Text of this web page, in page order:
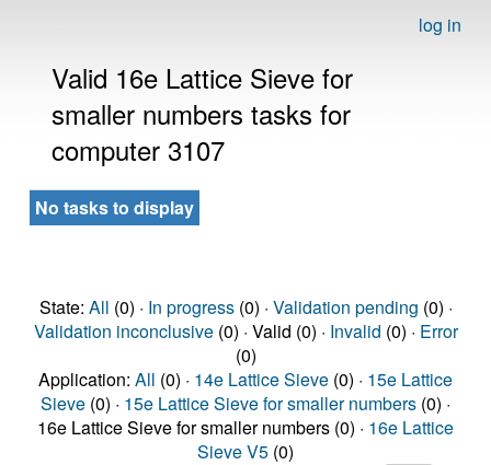
log in
Valid 16e Lattice Sieve for
smaller numbers tasks for
computer 3107
No tasks to display
State: All (0) · In progress(0) · Validation pending (0) ·
Validation inconclusive(0) · Valid (0) · Invalid (0) · Error
(0)
Application: All (0) · 14e Lattice Sieve (0) · 15e Lattice
Sieve (0) · 15e Lattice Sieve for smaller numbers (0) ·
16e Lattice Sieve for smaller numbers (0) · 16e Lattice
Sieve V5 (0)